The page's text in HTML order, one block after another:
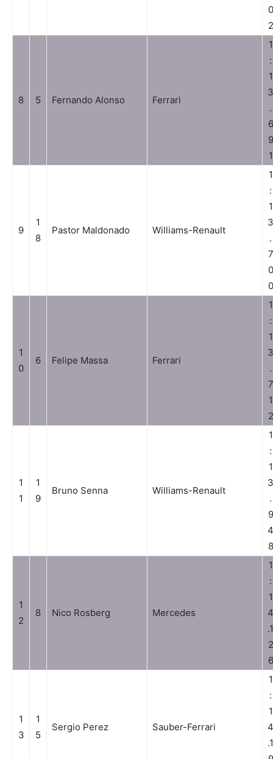
0
2
8 5 Fernando Alonso Ferrari
1
:
1
3
.
6
9
1
9
1
8
Pastor Maldonado Williams-Renault
1
:
1
3
.
7
0
0
1
0
6 Felipe Massa Ferrari
1
:
1
3
.
7
1
2
1
1
1
9
Bruno Senna Williams-Renault
1
:
1
3
.
9
4
8
1
2
8 Nico Rosberg Mercedes
1
:
1
4
.1
2
6
1
3
1
5
Sergio Perez Sauber-Ferrari
1
:
1
4
.1